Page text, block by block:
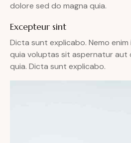
dolore sed do magna quia.
Excepteur sint
Dicta sunt explicabo. Nemo
quia voluptas sit aspernatur aut
quia. Dicta sunt explicabo.